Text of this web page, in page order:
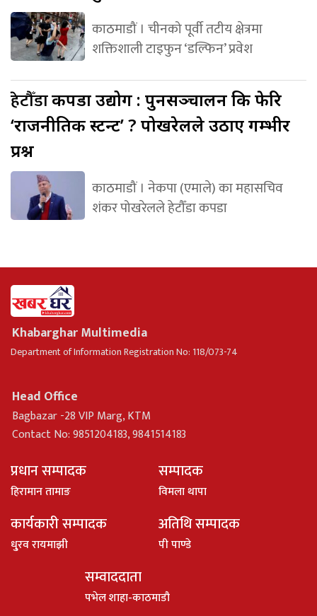
काठमाडौं । चीनको पूर्वी तटीय क्षेत्रमा
शक्तिशाली टाइफुन ‘डल्फिन’ प्रवेश
हेटौँडाकपडा उद्योग : पुनसञ्चालन कि फेरि
‘राजनीतिक स्टन्ट’ ? पोखरेलले उठाए गम्भीर
प्रश्न
काठमाडौं । नेकपा (एमाले) का महासचिव
शंकर पोखरेलले हेटौँडा कपडा
Khabarghar Multimedia
Department of Information Registration No: 118/073-74
Head Office
Bagbazar -28 VIP Marg, KTM
Contact No: 9851204183, 9841514183
प्रधान सम्पादक
हिरामान तामाङ
सम्पादक
विमला थापा
कार्यकारी सम्पादक
धु्रव रायमाझी
अतिथि सम्पादक
पी पाण्डे
सम्वाददाता
पभेल शाहा-काठमाडौ